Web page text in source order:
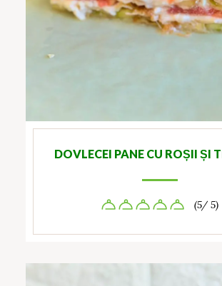
DOVLECEI PANE CU ROȘII ȘI
(5/ 5)